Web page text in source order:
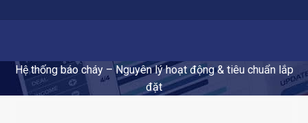
Hệ thống báo cháy – Nguyên lý hoạt động & tiêu chuẩn lắp
đặt